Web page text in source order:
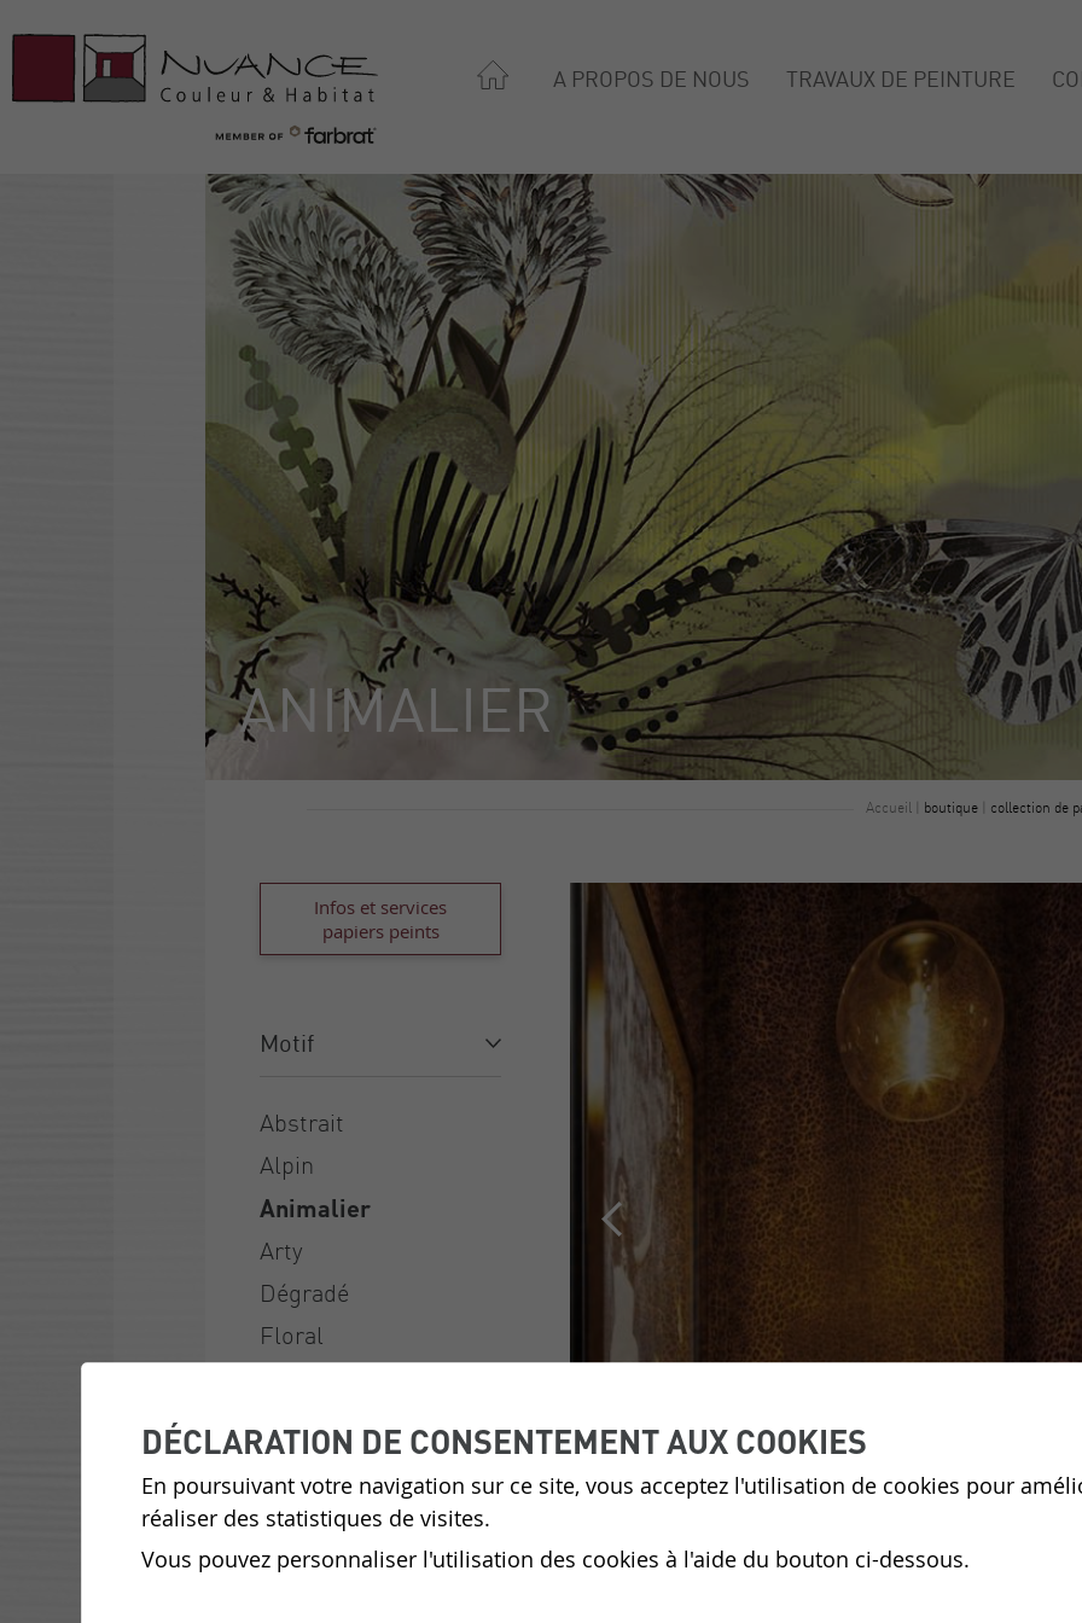
A PROPOS DE NOUS TRAVAUX DE PEINTURE
ANIMALIER
Accueil| boutique| collection de
Infos et services
papiers peints
Motif
Abstrait
Alpin
Animalier
Arty
Dégradé
Floral
Jungle
Le coin enfants
Noir et blanc
DÉCLARATION DE CONSENTEMENT AUX COOKIES
En poursuivant votre navigation sur ce site, vous acceptez l'utilisation de cookies pour
réaliser des statistiques de visites.
Vous pouvez personnaliser l'utilisation des cookies à l'aide du bouton ci-dessous.